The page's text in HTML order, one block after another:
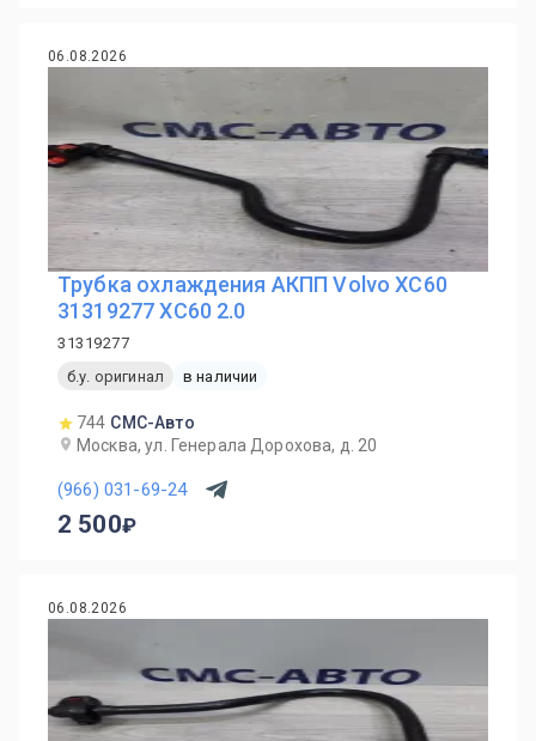
06.08.2026
Трубка охлаждения АКПП Volvo XC60
31319277 XC60 2.0
31319277
б.у. оригинал
в наличии
744 СМС-Авто
Москва, ул. Генерала Дорохова, д. 20
(966) 031-69-24
2 500
06.08.2026